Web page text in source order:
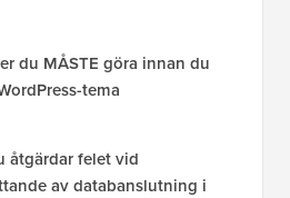
du MÅSTE göra innan du
tema
åtgärdar felet vid
av databanslutning i